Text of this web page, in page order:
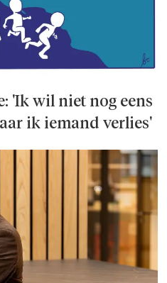
'Ik wil niet nog eens
ik iemand verlies'